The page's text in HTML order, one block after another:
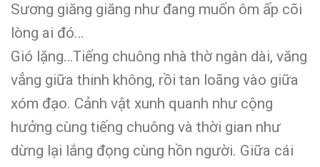
Sương giăng giăng như đang muốn ôm ấp cõi
lòng ai đó…
Gió lặng…Tiếng chuông nhà thờ ngân dài, văng
vẳng giữa thinh không, rồi tan loãng vào giữa
xóm đạo. Cảnh vật xunh quanh như cộng
hưởng cùng tiếng chuông và thời gian như
dừng lại lắng đọng cùng hồn người. Giữa cái